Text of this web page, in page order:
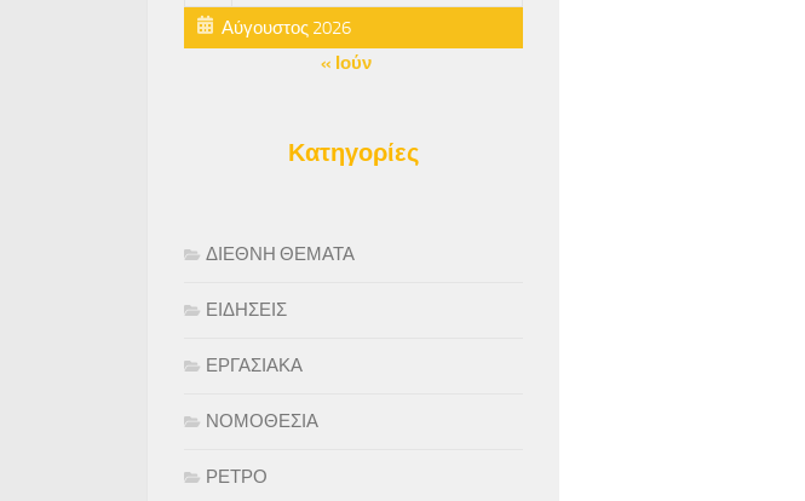
Αύγουστος 2026
« Ιούν
Κατηγορίες
ΔΙΕΘΝΗ ΘΕΜΑΤΑ
ΕΙΔΗΣΕΙΣ
ΕΡΓΑΣΙΑΚΑ
ΝΟΜΟΘΕΣΙΑ
ΡΕΤΡΟ